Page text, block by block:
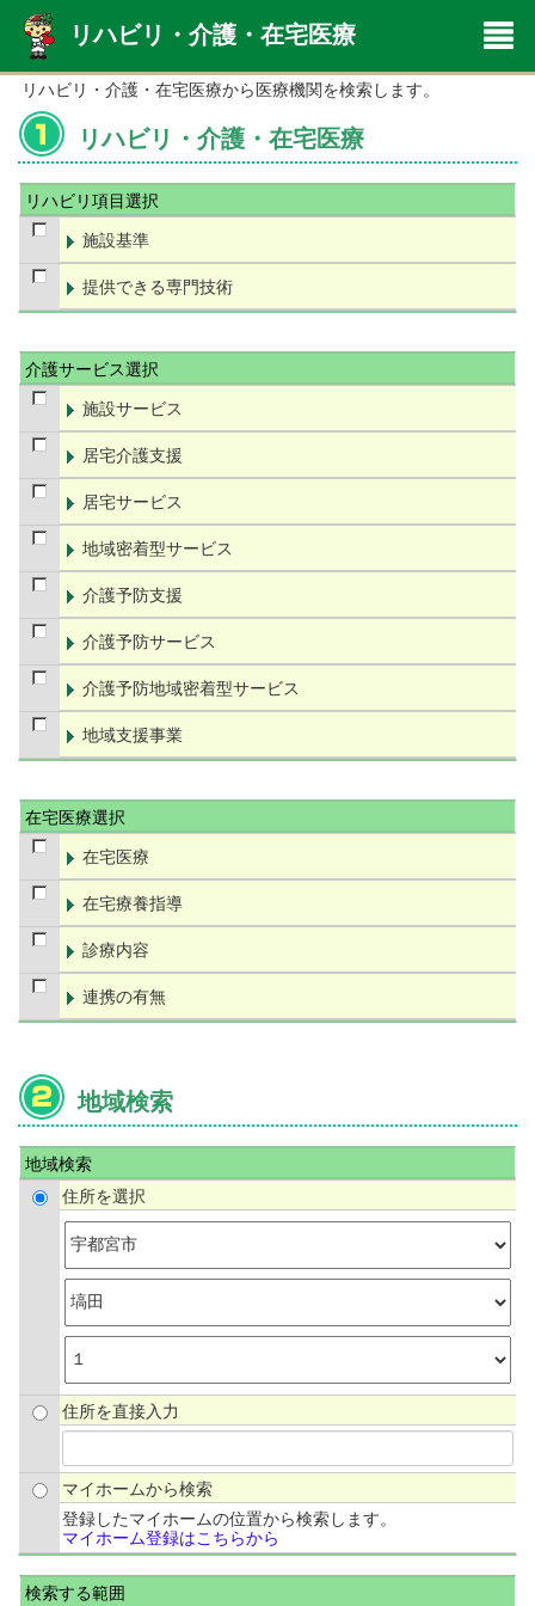
リハビリ・介護・在宅医療
リハビリ・介護・在宅医療から医療機関を検索します。
リハビリ・介護・在宅医療
リハビリ項目選択
施設基準
提供できる専門技術
介護サービス選択
施設サービス
居宅介護支援
居宅サービス
地域密着型サービス
介護予防支援
介護予防サービス
介護予防地域密着型サービス
地域支援事業
在宅医療選択
在宅医療
在宅療養指導
診療内容
連携の有無
地域検索
地域検索
住所を選択
住所を直接入力
マイホームから検索
登録したマイホームの位置から検索します。
マイホーム登録はこちらから
検索する範囲